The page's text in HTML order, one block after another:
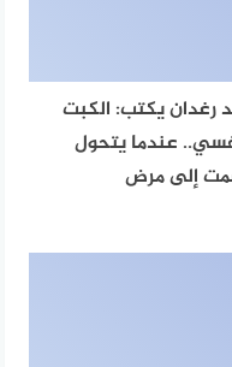
رغدان يكتب: الكبت
عندما يتحول
إلى مرض